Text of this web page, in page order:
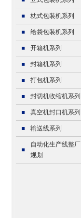
枕式包装机系列
给袋包装机系列
开箱机系列
封箱机系列
打包机系列
封切机收缩机系列
真空机封口机系列
输送线系列
自动化生产线整厂
规划